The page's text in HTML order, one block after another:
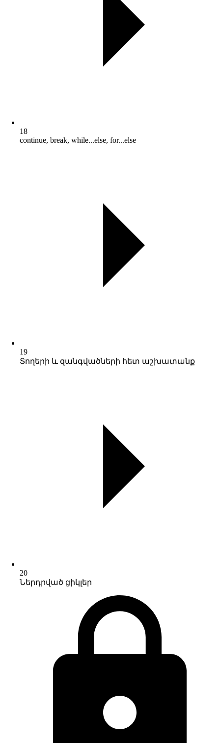
18
continue, break, while...else, for...else
19
Տողերի և զանգվածների հետ աշխատանք
20
Ներդրված ցիկլեր